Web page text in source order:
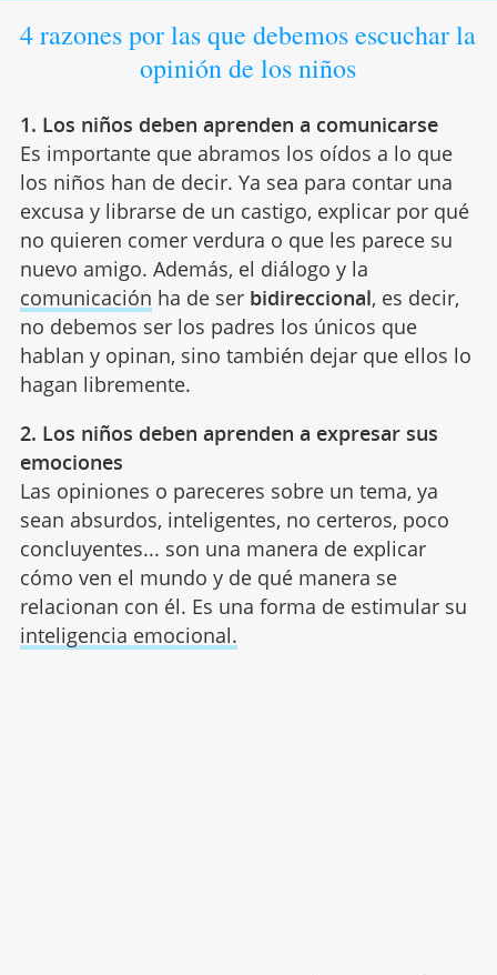
4 razones por las que debemos escuchar la
opinión de los niños
1. Los niños deben aprenden a comunicarse
Es importante que abramos los oídos a lo que
los niños han de decir. Ya sea para contar una
excusa y librarse de un castigo, explicar por qué
no quieren comer verdura o que les parece su
nuevo amigo. Además, el diálogo y la
comunicación ha de ser bidireccional, es decir,
no debemos ser los padres los únicos que
hablan y opinan, sino también dejar que ellos lo
hagan libremente.
2. Los niños deben aprenden a expresar sus
emociones
Las opiniones o pareceres sobre un tema, ya
sean absurdos, inteligentes, no certeros, poco
concluyentes... son una manera de explicar
cómo ven el mundo y de qué manera se
relacionan con él. Es una forma de estimular su
inteligencia emocional.